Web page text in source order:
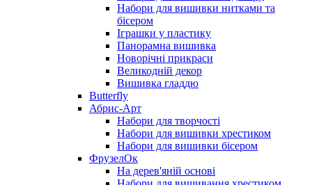
Набори для вишивки нитками та
бісером
Іграшки у пластику
Панорамна вишивка
Новорічні прикраси
Великодній декор
Вишивка гладдю
Butterfly
Абрис-Арт
Набори для творчості
Набори для вишивки хрестиком
Набори для вишивки бісером
ФрузелОк
На дерев'яній основі